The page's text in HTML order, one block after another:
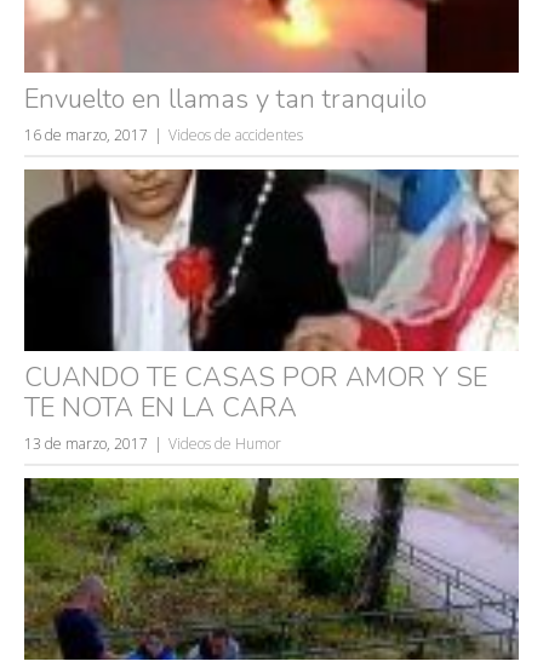
Envuelto en llamas y tan tranquilo
16 de marzo, 2017 Videos de accidentes
CUANDO TE CASAS POR AMOR Y SE
TE NOTA EN LA CARA
13 de marzo, 2017 Videos de Humor